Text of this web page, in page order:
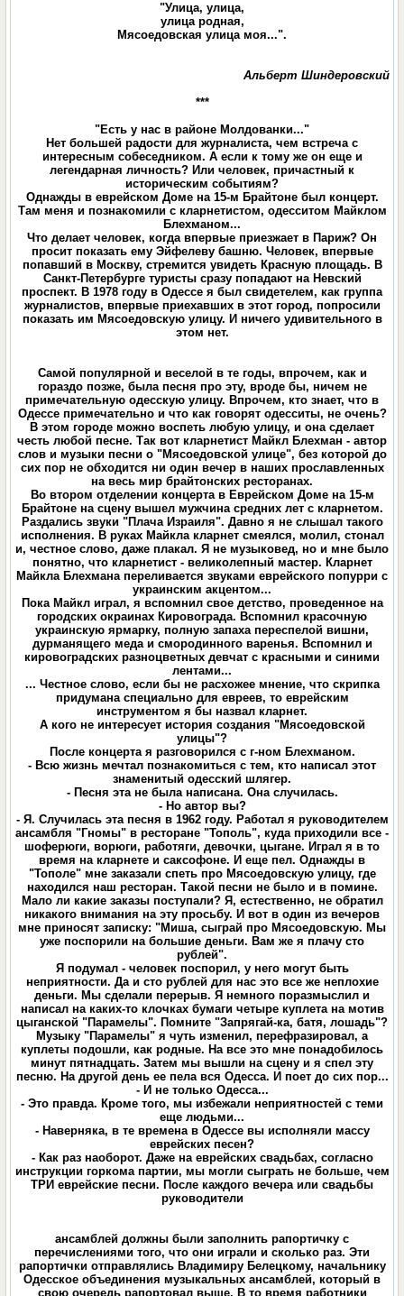
"Улица, улица,
улица родная,
Мясоедовская улица моя...".
Альберт Шиндеровский
***
"Есть у нас в районе Молдованки..."
Нет большей радости для журналиста, чем встреча с
интересным собеседником. А если к тому же он еще и
легендарная личность? Или человек, причастный к
историческим событиям?
Однажды в еврейском Доме на 15-м Брайтоне был концерт.
Там меня и познакомили с кларнетистом, одесситом Майклом
Блехманом...
Что делает человек, когда впервые приезжает в Париж? Он
просит показать ему Эйфелеву башню. Человек, впервые
попавший в Москву, стремится увидеть Красную площадь. В
Санкт-Петербурге туристы сразу попадают на Невский
проспект. В 1978 году в Одессе я был свидетелем, как группа
журналистов, впервые приехавших в этот город, попросили
показать им Мясоедовскую улицу. И ничего удивительного в
этом нет.
Самой популярной и веселой в те годы, впрочем, как и
гораздо позже, была песня про эту, вроде бы, ничем не
примечательную одесскую улицу. Впрочем, кто знает, что в
Одессе примечательно и что как говорят одесситы, не очень?
В этом городе можно воспеть любую улицу, и она сделает
честь любой песне. Так вот кларнетист Майкл Блехман - автор
слов и музыки песни о "Мясоедовской улице", без которой до
сих пор не обходится ни один вечер в наших прославленных
на весь мир брайтонских ресторанах.
Во втором отделении концерта в Еврейском Доме на 15-м
Брайтоне на сцену вышел мужчина средних лет с кларнетом.
Раздались звуки "Плача Израиля". Давно я не слышал такого
исполнения. В руках Майкла кларнет смеялся, молил, стонал
и, честное слово, даже плакал. Я не музыковед, но и мне было
понятно, что кларнетист - великолепный мастер. Кларнет
Майкла Блехмана переливается звуками еврейского попурри с
украинским акцентом...
Пока Майкл играл, я вспомнил свое детство, проведенное на
городских окраинах Кировограда. Вспомнил красочную
украинскую ярмарку, полную запаха переспелой вишни,
дурманящего меда и смородинного варенья. Вспомнил и
кировоградских разноцветных девчат с красными и синими
лентами...
... Честное слово, если бы не расхожее мнение, что скрипка
придумана специально для евреев, то еврейским
инструментом я бы назвал кларнет.
А кого не интересует история создания "Мясоедовской
улицы"?
После концерта я разговорился с г-ном Блехманом.
- Всю жизнь мечтал познакомиться с тем, кто написал этот
знаменитый одесский шлягер.
- Песня эта не была написана. Она случилась.
- Но автор вы?
- Я. Случилась эта песня в 1962 году. Работал я руководителем
ансамбля "Гномы" в ресторане "Тополь", куда приходили все -
шоферюги, ворюги, работяги, девочки, цыгане. Играл я в то
время на кларнете и саксофоне. И еще пел. Однажды в
"Тополе" мне заказали спеть про Мясоедовскую улицу, где
находился наш ресторан. Такой песни не было и в помине.
Мало ли какие заказы поступали? Я, естественно, не обратил
никакого внимания на эту просьбу. И вот в один из вечеров
мне приносят записку: "Миша, сыграй про Мясоедовскую. Мы
уже поспорили на большие деньги. Вам же я плачу сто
рублей".
Я подумал - человек поспорил, у него могут быть
неприятности. Да и сто рублей для нас это все же неплохие
деньги. Мы сделали перерыв. Я немного поразмыслил и
написал на каких-то клочках бумаги четыре куплета на мотив
цыганской "Парамелы". Помните "Запрягай-ка, батя, лошадь"?
Музыку "Парамелы" я чуть изменил, перефразировал, а
куплеты подошли, как родные. На все это мне понадобилось
минут пятнадцать. Затем мы вышли на сцену и я спел эту
песню. На другой день ее пела вся Одесса. И поет до сих пор...
- И не только Одесса...
- Это правда. Кроме того, мы избежали неприятностей с теми
еще людьми...
- Наверняка, в те времена в Одессе вы исполняли массу
еврейских песен?
- Как раз наоборот. Даже на еврейских свадьбах, согласно
инструкции горкома партии, мы могли сыграть не больше, чем
ТРИ еврейские песни. После каждого вечера или свадьбы
руководители
ансамблей должны были заполнить рапортичку с
перечислениями того, что они играли и сколько раз. Эти
рапортички отправлялись Владимиру Белецкому, начальнику
Одесское объединения музыкальных ансамблей, который в
свою очередь рапортовал выше. В то время работники